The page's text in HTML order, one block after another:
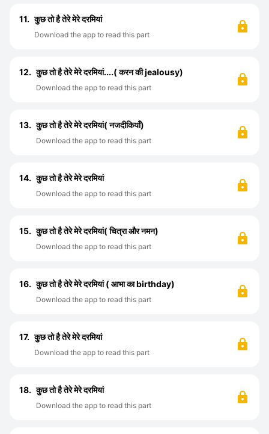
11. कुछ तो है तेरे मेरे दरमियां
Download the app to read this part
12. कुछ तो है तेरे मेरे दरमियां....( करन की jealousy)
Download the app to read this part
13. कुछ तो है तेरे मेरे दरमियां( नजदीकियाँ)
Download the app to read this part
14. कुछ तो है तेरे मेरे दरमियां
Download the app to read this part
15. कुछ तो है तेरे मेरे दरमियां( चित्रा और नमन)
Download the app to read this part
16. कुछ तो है तेरे मेरे दरमियां ( आभा का birthday)
Download the app to read this part
17. कुछ तो है तेरे मेरे दरमियां
Download the app to read this part
18. कुछ तो है तेरे मेरे दरमियां
Download the app to read this part